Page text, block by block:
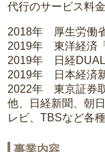
代行のサービス料
2018年 厚生労働
2019年 東洋経済
2019年 日経DUAL
2019年 日本経済
2022年 東京証券
他、日経新聞、朝
レビ、TBSなど各